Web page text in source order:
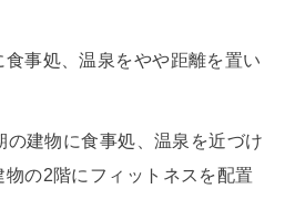
食事処、温泉をやや距離を置い
の建物に食事処、温泉を近づけ
の2階にフィットネスを配置